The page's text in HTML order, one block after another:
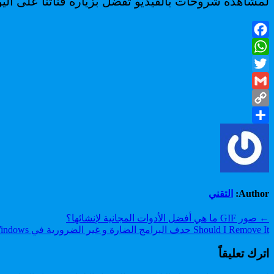
Facebook
WhatsApp
Twitter
Gmail
Copy
Link
Share
Author: التقني
تصفّح
المقالات
← صور GIF ما هي أفضل الأدوات المجانية لإنشائها؟
Should I Remove It حدف البرامج الضارة و غير الضرورية في Windows →
اترك تعليقاً